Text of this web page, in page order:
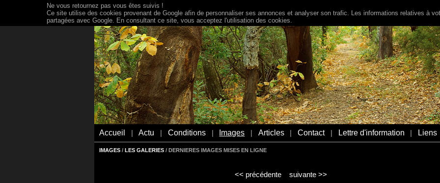
Accueil Actu Conditions Images Articles Contact Lettre d'information Liens
IMAGES / LES GALERIES / DERNIERES IMAGES MISES EN LIGNE
<< précédente suivante >>
Ne vous retournez pas vous êtes suivis !
Ce site utilise des cookies provenant de Google afin de personnaliser ses annonces et analyser son trafic. Les informations relatives à
partagées avec Google. En consultant ce site, vous acceptez l'utilisation des cookies.